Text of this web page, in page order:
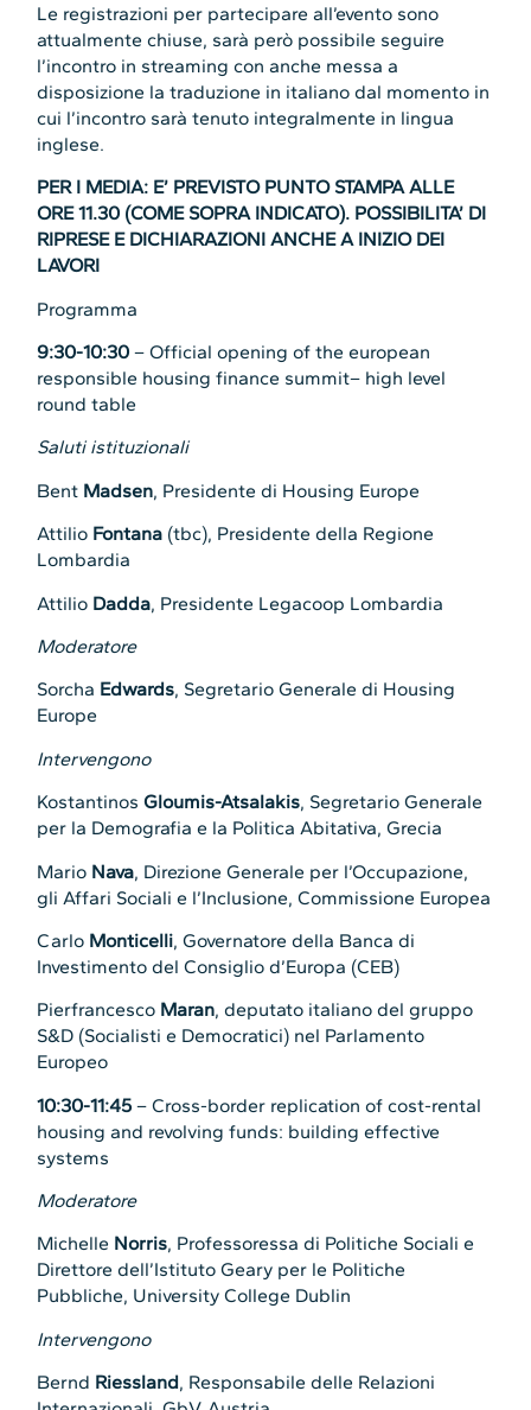
Le registrazioni per partecipare all’evento sono
attualmente chiuse, sarà però possibile seguire
l’incontro in streaming con anche messa a
disposizione la traduzione in italiano dal momento in
cui l’incontro sarà tenuto integralmente in lingua
inglese.
PER I MEDIA: E’ PREVISTO PUNTO STAMPA ALLE
ORE 11.30 (COME SOPRA INDICATO). POSSIBILITA’ DI
RIPRESE E DICHIARAZIONI ANCHE A INIZIO DEI
LAVORI
Programma
9:30-10:30 – Official opening of the european
responsible housing finance summit– high level
round table
Saluti istituzionali
Bent Madsen, Presidente di Housing Europe
Attilio Fontana (tbc), Presidente della Regione
Lombardia
Attilio Dadda, Presidente Legacoop Lombardia
Moderatore
Sorcha Edwards, Segretario Generale di Housing
Europe
Intervengono
KostantinosGloumis-Atsalakis, Segretario Generale
per la Demografia e la Politica Abitativa, Grecia
Mario Nava, Direzione Generale per l’Occupazione,
gli Affari Sociali e l’Inclusione, Commissione Europea
Carlo Monticelli, Governatore della Banca di
Investimento del Consiglio d’Europa (CEB)
Pierfrancesco Maran, deputato italiano del gruppo
S&D (Socialisti e Democratici) nel Parlamento
Europeo
10:30-11:45– Cross-border replication of cost-rental
housing and revolving funds: building effective
systems
Moderatore
Michelle Norris, Professoressa di Politiche Sociali e
Direttore dell’Istituto Geary per le Politiche
Pubbliche, University College Dublin
Intervengono
Bernd Riessland, Responsabile delle Relazioni